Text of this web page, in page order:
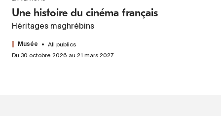
Une histoire du cinéma français
Héritages maghrébins
Musée
All publics
Du 30 octobre 2026 au 21 mars 2027